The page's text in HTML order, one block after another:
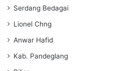
Serdang Bedagai
Lionel Chng
Anwar Hafid
Kab. Pandeglang